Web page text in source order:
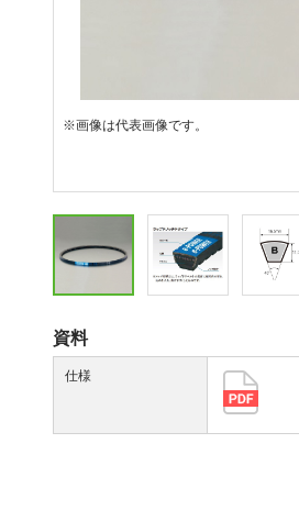
※画像は代表画像です。
資料
仕様